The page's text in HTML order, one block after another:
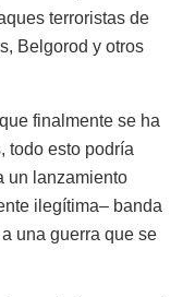
terroristas de
Belgorod y otros
finalmente se ha
todo esto podría
un lanzamiento
ilegítima– banda
una guerra que se